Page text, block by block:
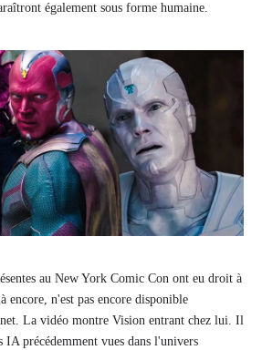
également sous forme humaine.
au New York Comic Con ont eu droit à
encore, n'est pas encore disponible
La vidéo montre Vision entrant chez lui. Il
IA précédemment vues dans l'univers